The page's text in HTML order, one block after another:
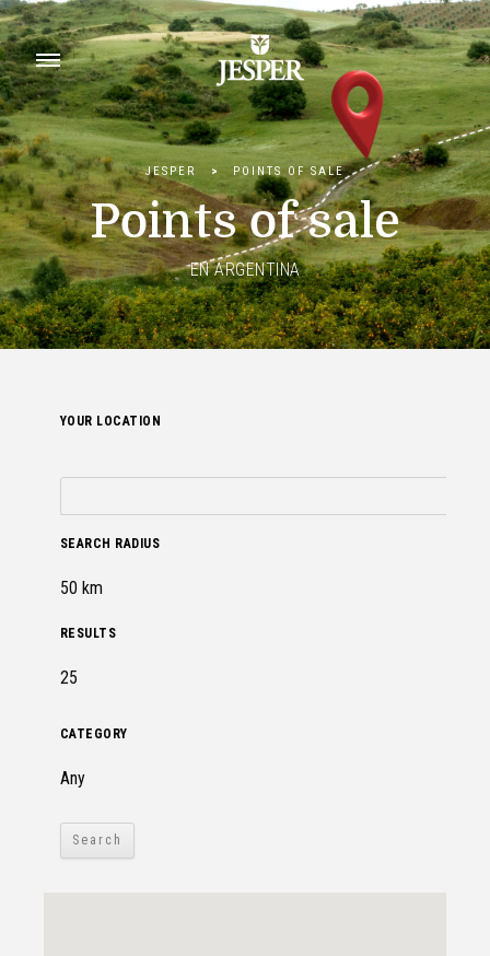
JESPER > POINTS OF SALE
Points of sale
EN ARGENTINA
YOUR LOCATION
SEARCH RADIUS
RESULTS
CATEGORY